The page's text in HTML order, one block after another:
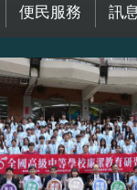
便民服務 訊